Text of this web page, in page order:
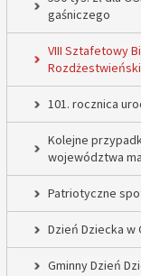
gaśniczego
VIII Sztafetowy
101. rocznica
Kolejne
województwa
Patriotyczne
Dzień Dziecka w
Gminny Dzień